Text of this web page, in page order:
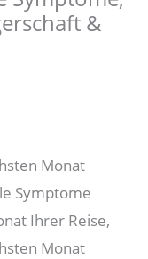
&
Monat
Symptome
Ihrer Reise,
Monat